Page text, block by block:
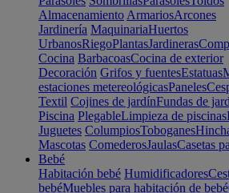
Almacenamiento ArmariosArcones
Jardinería MaquinariaHuertos
UrbanosRiegoPlantasJardineras
Cocina BarbacoasCocina de exterior
Decoración Grifos y fuentesEstatuas
estaciones metereológicasPaneles
Textil Cojines de jardínFundas de
Piscina PlegableLimpieza de piscinas
Juguetes ColumpiosToboganes
Mascotas ComederosJaulasCasetas
Bebé
Habitación bebé Humidificadores
bebéMuebles para habitación de bebé